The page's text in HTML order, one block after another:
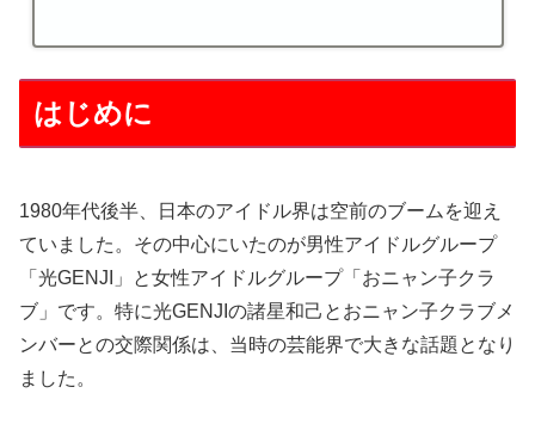
はじめに
1980年代後半、日本のアイドル界は空前のブームを迎え
ていました。その中心にいたのが男性アイドルグループ
「光GENJI」と女性アイドルグループ「おニャン子クラ
ブ」です。特に光GENJIの諸星和己とおニャン子クラブメ
ンバーとの交際関係は、当時の芸能界で大きな話題となり
ました。